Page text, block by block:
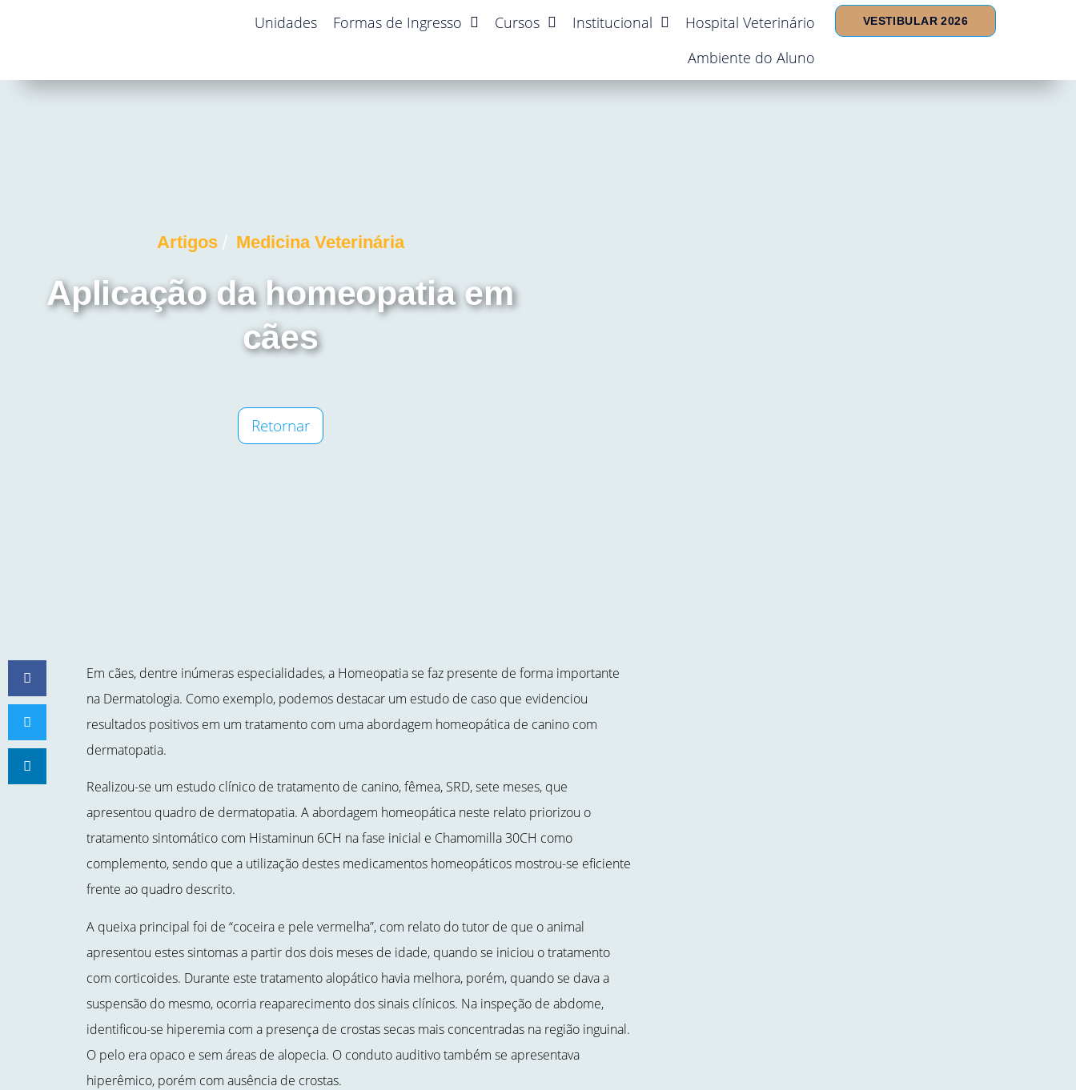
Unidades Formas de Ingresso Cursos Institucional
Hospital Veterinário
Ambiente do Aluno
VESTIBULAR 2026
Artigos / Medicina Veterinária
Aplicação da homeopatia em
cães
Retornar
Em cães, dentre inúmeras especialidades, a Homeopatia se faz presente de forma importante
na Dermatologia. Como exemplo, podemos destacar um estudo de caso que evidenciou
resultados positivos em um tratamento com uma abordagem homeopática de canino com
dermatopatia.
Realizou-se um estudo clínico de tratamento de canino, fêmea, SRD, sete meses, que
apresentou quadro de dermatopatia. A abordagem homeopática neste relato priorizou o
tratamento sintomático com Histaminun 6CH na fase inicial e Chamomilla 30CH como
complemento, sendo que a utilização destes medicamentos homeopáticos mostrou-se eficiente
frente ao quadro descrito.
A queixa principal foi de “coceira e pele vermelha”, com relato do tutor de que o animal
apresentou estes sintomas a partir dos dois meses de idade, quando se iniciou o tratamento
com corticoides. Durante este tratamento alopático havia melhora, porém, quando se dava a
suspensão do mesmo, ocorria reaparecimento dos sinais clínicos. Na inspeção de abdome,
identificou-se hiperemia com a presença de crostas secas mais concentradas na região inguinal.
O pelo era opaco e sem áreas de alopecia. O conduto auditivo também se apresentava
hiperêmico, porém com ausência de crostas.